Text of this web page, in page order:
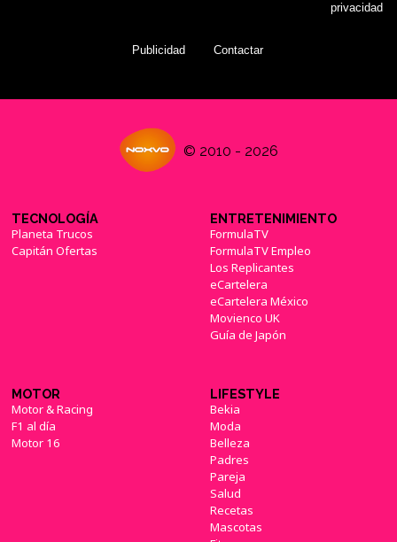
privacidad
Publicidad Contactar
© 2010 - 2026
TECNOLOGÍA
Planeta Trucos
Capitán Ofertas
ENTRETENIMIENTO
FormulaTV
FormulaTV Empleo
Los Replicantes
eCartelera
eCartelera México
Movienco UK
Guía de Japón
MOTOR
Motor & Racing
F1 al día
Motor 16
LIFESTYLE
Bekia
Moda
Belleza
Padres
Pareja
Salud
Recetas
Mascotas